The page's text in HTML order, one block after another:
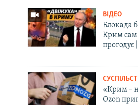
ВІДЕО
Блокада
Крим сам
прогодує
«Крим –
Ozon